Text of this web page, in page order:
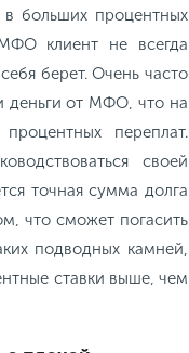
больших процентных
клиент не всегда
берет. Очень часто
деньги от МФО, что на
переплат.
своей
точная сумма долга
что сможет погасить
подводных камней,
ставки выше, чем